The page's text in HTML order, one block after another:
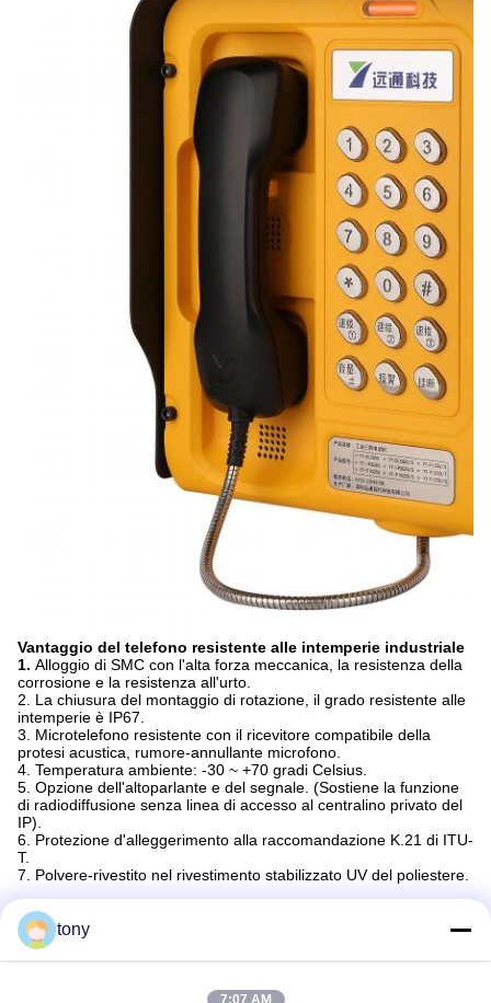
Vantaggio del telefono resistente alle intemperie industriale
1. Alloggio di SMC con l'alta forza meccanica, la resistenza della
corrosione e la resistenza all'urto.
2. La chiusura del montaggio di rotazione, il grado resistente alle
intemperie è IP67.
3. Microtelefono resistente con il ricevitore compatibile della
protesi acustica, rumore-annullante microfono.
4. Temperatura ambiente: -30 ~ +70 gradi Celsius.
5. Opzione dell'altoparlante e del segnale. (Sostiene la funzione
di radiodiffusione senza linea di accesso al centralino privato del
IP).
6. Protezione d'alleggerimento alla raccomandazione K.21 di ITU-
T.
7. Polvere-rivestito nel rivestimento stabilizzato UV del poliestere.
Advantage Company
1.Specializzato in telefono e nei pezzi di ricambio industriali dal
2005.
3. Fornito di macchine modernizzate, compreso le macchine
tony
7:07 AM